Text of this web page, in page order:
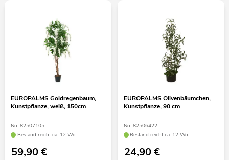
EUROPALMS Goldregenbaum,
Kunstpflanze, weiß, 150cm
No. 82507105
Bestand reicht ca. 12 Wo.
59,90€
EUROPALMS Olivenbäumchen,
Kunstpflanze, 90 cm
No. 82506422
Bestand reicht ca. 12 Wo.
24,90€